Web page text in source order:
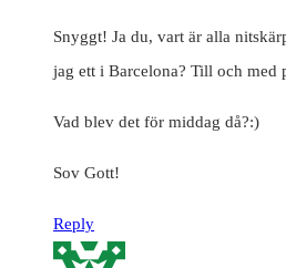
Snyggt! Ja du, vart är alla
jag ett i Barcelona? Till och med
Vad blev det för middag då?:)
Sov Gott!
Reply